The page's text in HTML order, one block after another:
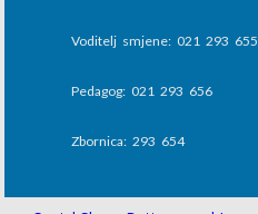
Voditelj smjene: 021 293 655
Pedagog: 021 293 656
Zbornica: 293 654